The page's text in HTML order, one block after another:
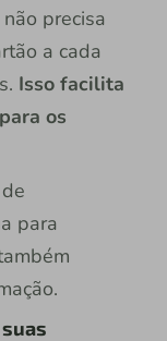
precisa
a cada
Isso facilita
os
para